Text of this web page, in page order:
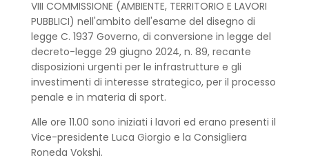
VIII COMMISSIONE (AMBIENTE, TERRITORIO E LAVORI
PUBBLICI) nell'ambito dell'esame del disegno di
legge C. 1937​ Governo, di conversione in legge del
decreto-legge 29 giugno 2024, n. 89, recante
disposizioni urgenti per le infrastrutture e gli
investimenti di interesse strategico, per il processo
penale e in materia di sport.
Alle ore 11.00 sono iniziati i lavori ed erano presenti il
Vice-presidente Luca Giorgio e la Consigliera
Roneda Vokshi.